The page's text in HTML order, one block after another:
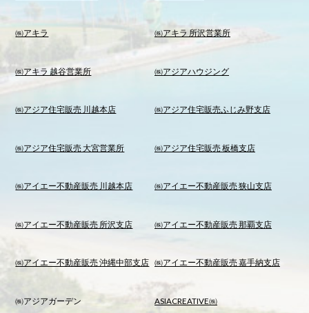
㈱アキラ ㈱アキラ 所沢営業所
㈱アキラ 越谷営業所 ㈱アジアハウジング
㈱アジア住宅販売 川越本店 ㈱アジア住宅販売ふじみ野支店
㈱アジア住宅販売 大宮営業所 ㈱アジア住宅販売 板橋支店
㈱アイエー不動産販売 川越本店 ㈱アイエー不動産販売 狭山支店
㈱アイエー不動産販売 所沢支店 ㈱アイエー不動産販売 那覇支店
㈱アイエー不動産販売 沖縄中部支店 ㈱アイエー不動産販売 嘉手納支店
㈱アジアガーデン ASIACREATIVE㈱